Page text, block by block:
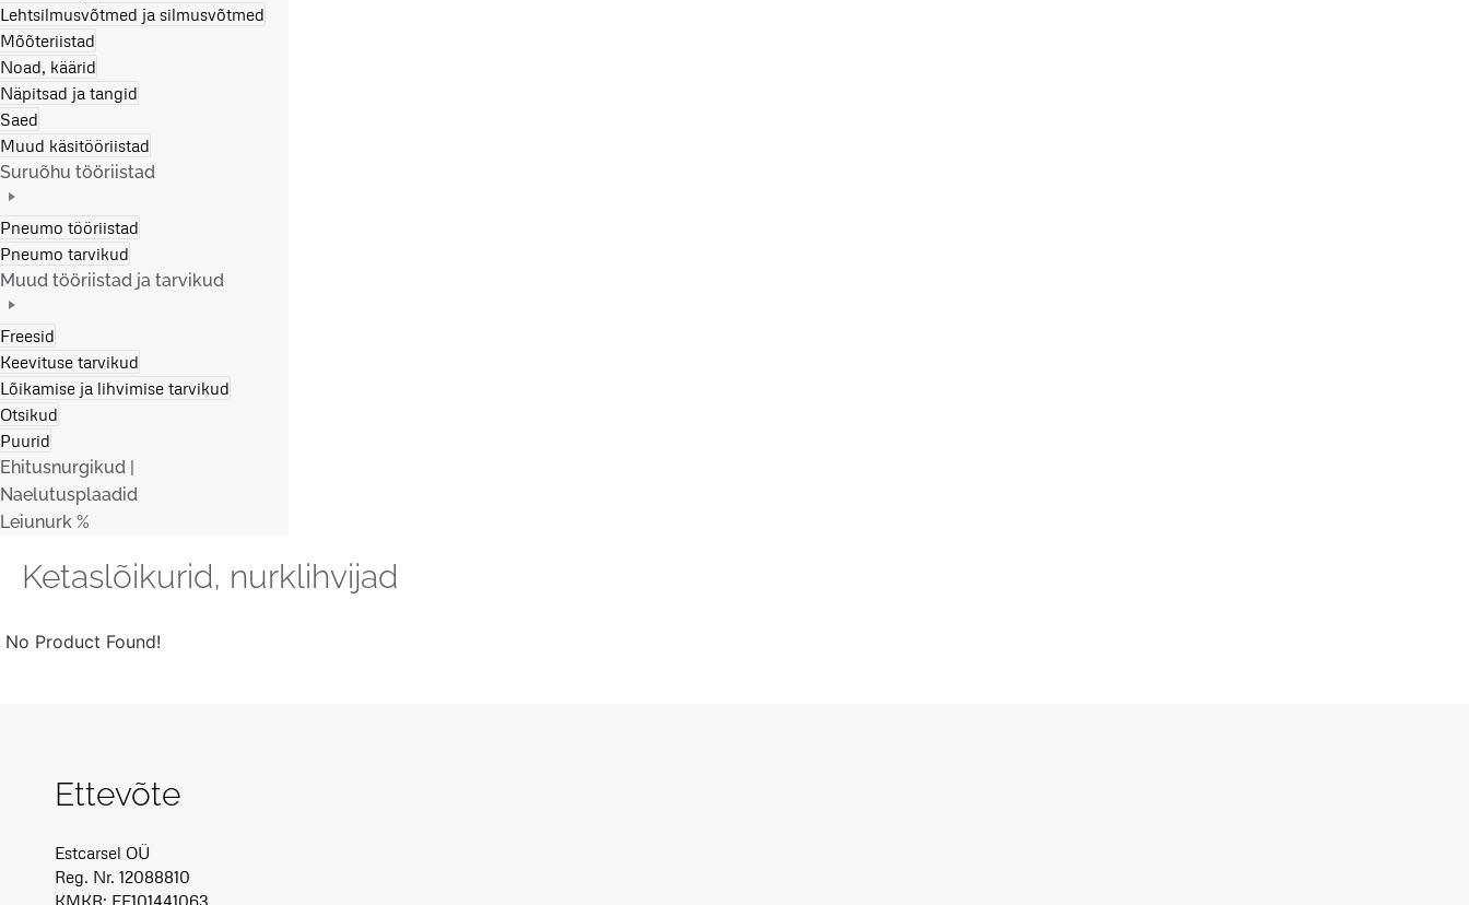
Lehtsilmusvõtmed ja silmusvõtmed
Mõõteriistad
Noad, käärid
Näpitsad ja tangid
Saed
Muud käsitööriistad
Suruõhu tööriistad
Pneumo tööriistad
Pneumo tarvikud
Muud tööriistad ja tarvikud
Freesid
Keevituse tarvikud
Lõikamise ja lihvimise tarvikud
Otsikud
Puurid
Ehitusnurgikud |
Naelutusplaadid
Leiunurk %
Ketaslõikurid, nurklihvijad
No Product Found!
Ettevõte
Estcarsel OÜ
Reg. Nr. 12088810
KMKR: EE101441063